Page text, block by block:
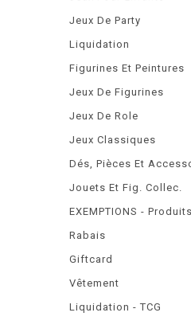
Jeux De Party
Liquidation
Figurines Et Peintures
Jeux De Figurines
Jeux De Role
Jeux Classiques
Dés, Pièces Et
Jouets Et Fig. Collec.
EXEMPTIONS -
Rabais
Giftcard
Vêtement
Liquidation - TCG